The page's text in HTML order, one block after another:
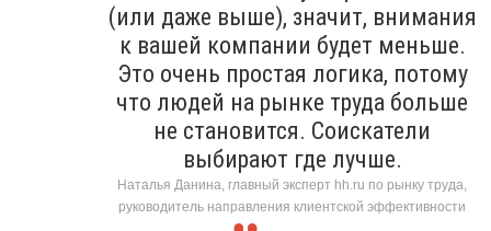
(или даже выше), значит, внимания
к вашей компании будет меньше.
Это очень простая логика, потому
что людей на рынке труда больше
не становится. Соискатели
выбирают где лучше.
Наталья Данина, главный эксперт hh.ru по рынку труда,
руководитель направления клиентской эффективности